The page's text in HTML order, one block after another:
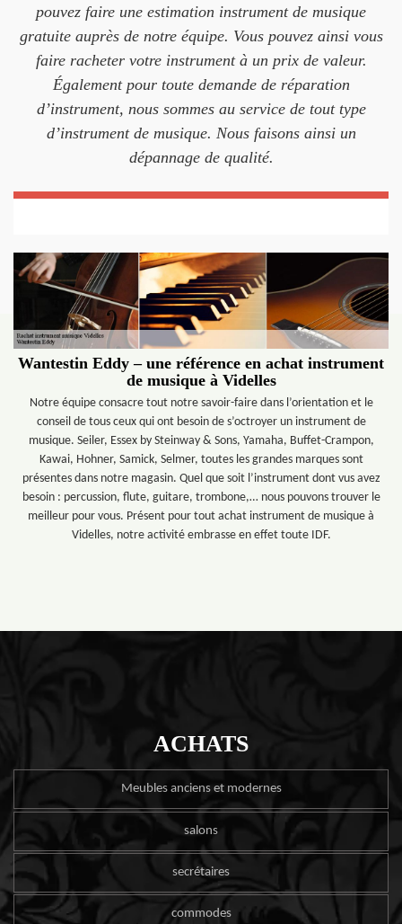
pouvez faire une estimation instrument de musique
gratuite auprès de notre équipe. Vous pouvez ainsi vous
faire racheter votre instrument à un prix de valeur.
Également pour toute demande de réparation
d’instrument, nous sommes au service de tout type
d’instrument de musique. Nous faisons ainsi un
dépannage de qualité.
Wantestin Eddy – une référence en achat instrument
de musique à Videlles
Notre équipe consacre tout notre savoir-faire dans l’orientation et le
conseil de tous ceux qui ont besoin de s’octroyer un instrument de
musique. Seiler, Essex by Steinway & Sons, Yamaha, Buffet-Crampon,
Kawai, Hohner, Samick, Selmer, toutes les grandes marques sont
présentes dans notre magasin. Quel que soit l’instrument dont vus avez
besoin : percussion, flute, guitare, trombone,… nous pouvons trouver le
meilleur pour vous. Présent pour tout achat instrument de musique à
Videlles, notre activité embrasse en effet toute IDF.
ACHATS
Meubles anciens et modernes
salons
secrétaires
commodes